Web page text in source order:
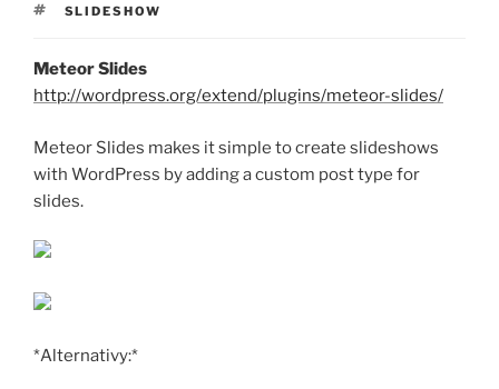
ŠTÍTKY
SLIDESHOW
Meteor Slides
http://wordpress.org/extend/plugins/meteor-slides/
Meteor Slides makes it simple to create slideshows
with WordPress by adding a custom post type for
slides.
*Alternativy:*